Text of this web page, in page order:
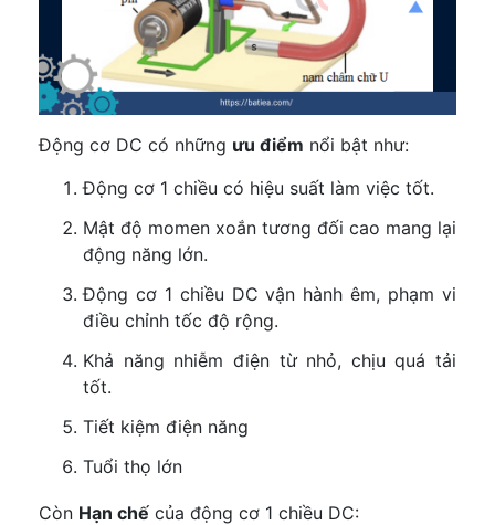
Động cơ DC có những ưu điểm nổi bật như:
Động cơ 1 chiều có hiệu suất làm việc tốt.
Mật độ momen xoắn tương đối cao mang lại
động năng lớn.
Động cơ 1 chiều DC vận hành êm, phạm vi
điều chỉnh tốc độ rộng.
Khả năng nhiễm điện từ nhỏ, chịu quá tải
tốt.
Tiết kiệm điện năng
Tuổi thọ lớn
Còn Hạn chế của động cơ 1 chiều DC: